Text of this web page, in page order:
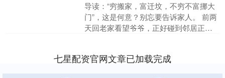
导读：“穷搬家，富迁坟，不穷不富挪大
门”，这是何意？别忘要告诉家人。 前两
天回老家看望爷爷，正好碰到邻居正在
七星配资官网文章已加载完成